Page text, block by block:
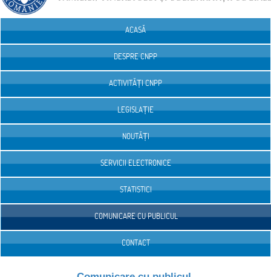
ACASĂ
DESPRE CNPP
ACTIVITĂȚI CNPP
LEGISLAȚIE
NOUTĂȚI
SERVICII ELECTRONICE
STATISTICI
COMUNICARE CU PUBLICUL
CONTACT